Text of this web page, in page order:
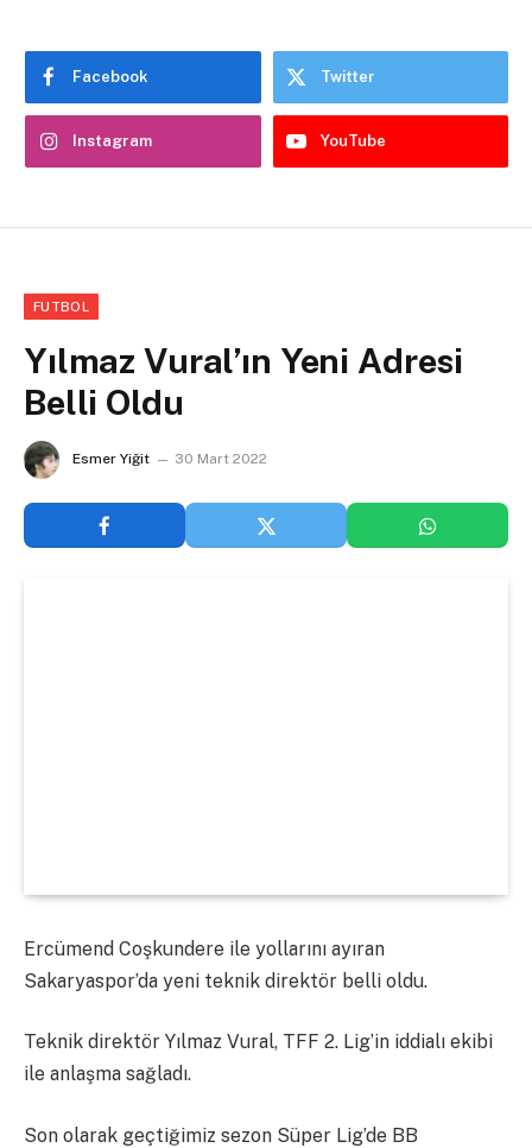
Facebook Twitter
Instagram YouTube
FUTBOL
Yılmaz Vural’ın Yeni Adresi
Belli Oldu
Esmer Yiğit 30 Mart 2022
Ercümend Coşkundere ile yollarını ayıran
Sakaryaspor’da yeni teknik direktör belli oldu.
Teknik direktör Yılmaz Vural, TFF 2. Lig’in iddialı ekibi
ile anlaşma sağladı.
Son olarak geçtiğimiz sezon Süper Lig’de BB